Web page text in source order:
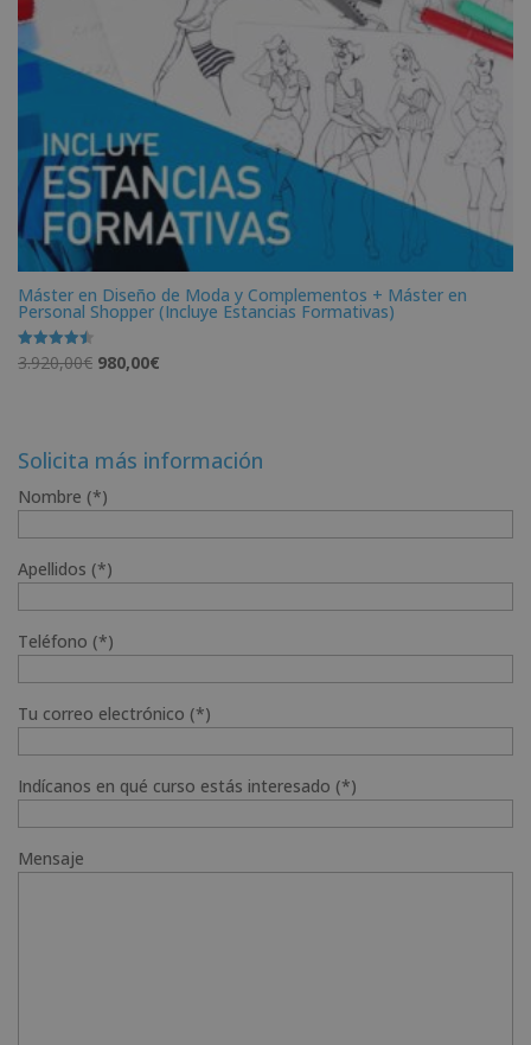
Máster en Diseño de Moda y Complementos + Máster en
Personal Shopper (Incluye Estancias Formativas)
Valorado
con
3.920,00€ El
3.920,00€.
980,00€
980,00€.
Solicita más información
Nombre (*)
Apellidos (*)
Teléfono (*)
Tu correo electrónico (*)
Indícanos en qué curso estás interesado (*)
Mensaje